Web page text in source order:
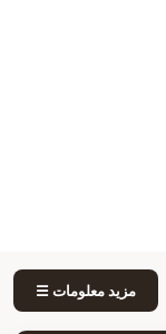
☰ مزید معلومات